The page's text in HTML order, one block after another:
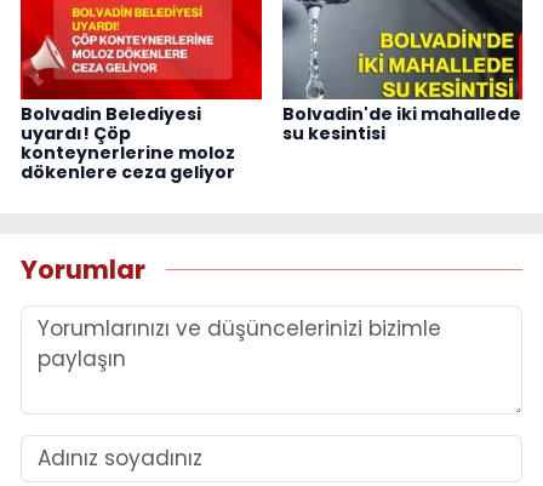
Bolvadin Belediyesi
uyardı! Çöp
konteynerlerine moloz
dökenlere ceza geliyor
Bolvadin'de iki mahallede
su kesintisi
Yorumlar